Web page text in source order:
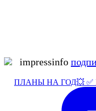
impressinfo
ПЛАНЫ НА ГОД💥 ✅